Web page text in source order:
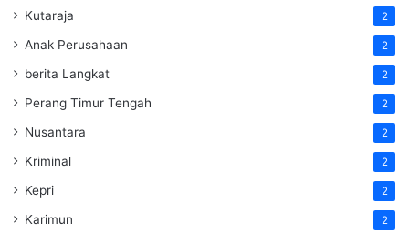
Kutaraja 2
Anak Perusahaan 2
berita Langkat 2
Perang Timur Tengah 2
Nusantara 2
Kriminal 2
Kepri 2
Karimun 2